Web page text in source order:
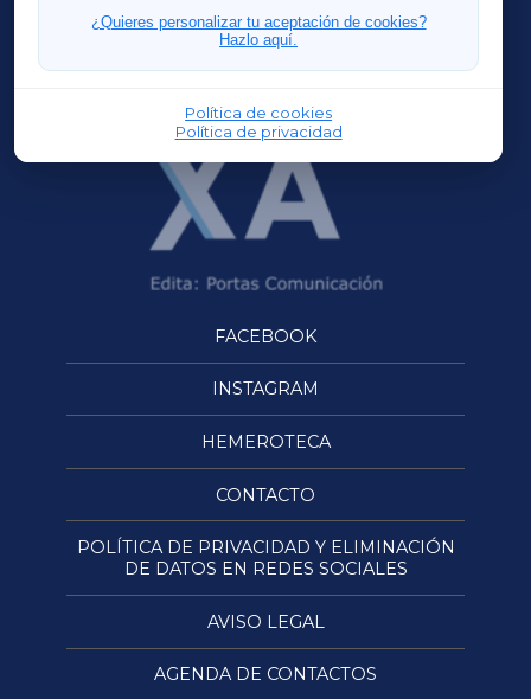
¿Quieres personalizar tu aceptación de cookies?
Hazlo aquí.
Política de cookies
Política de privacidad
FERROLXA
OURENSEXA
FACEBOOK
INSTAGRAM
HEMEROTECA
CONTACTO
POLÍTICA DE PRIVACIDAD Y ELIMINACIÓN
DE DATOS EN REDES SOCIALES
AVISO LEGAL
AGENDA DE CONTACTOS